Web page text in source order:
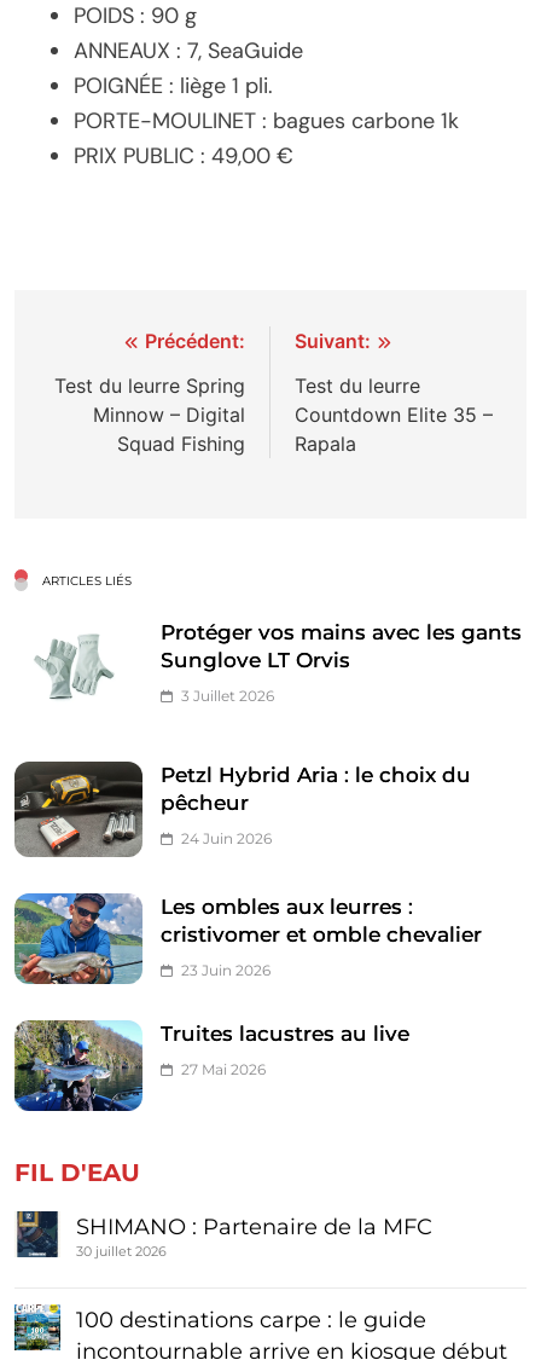
POIDS : 90 g
ANNEAUX : 7, SeaGuide
POIGNÉE : liège 1 pli.
PORTE-MOULINET : bagues carbone 1k
PRIX PUBLIC : 49,00 €
Navigation
de
l’article
Précédent:
Test du leurre Spring
Minnow – Digital
Squad Fishing
Suivant:
Test du leurre
Countdown Elite 35 –
Rapala
ARTICLES LIÉS
Protéger vos mains avec les gants
Sunglove LT Orvis
3 Juillet 2026
Petzl Hybrid Aria : le choix du
pêcheur
24 Juin 2026
Les ombles aux leurres :
cristivomer et omble chevalier
23 Juin 2026
Truites lacustres au live
27 Mai 2026
FIL D'EAU
SHIMANO : Partenaire de la MFC
30 juillet 2026
100 destinations carpe : le guide
incontournable arrive en kiosque début